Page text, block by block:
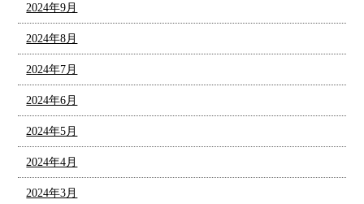
2024年9月
2024年8月
2024年7月
2024年6月
2024年5月
2024年4月
2024年3月